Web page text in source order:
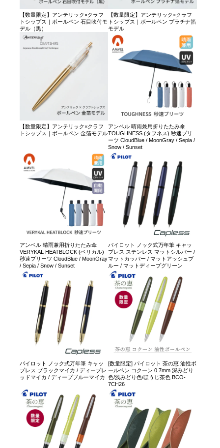
【数量限定】アンテリック×クラフ
トシップス｜ボールペン 石目吹付モ
デル（黒）
【数量限定】アンテリック×クラフ
トシップス｜ボールペン プラチナ箔
モデル
【数量限定】アンテリック×クラフ
トシップス｜ボールペン 金箔モデル
アンベル 晴雨兼用折りたたみ傘
TOUGHNESS (タフネス) 秒速プリ
ーツ CloudBlue / MoonGray / Sepia /
Snow / Sunset
アンベル 晴雨兼用折りたたみ傘
VERYKAL HEATBLOCK (ベリカル)
秒速プリーツ CloudBlue / MoonGray
/ Sepia / Snow / Sunset
パイロット ノック式万年筆 キャッ
プレス ステンレス マットシルバー /
マットカッパー / マットアッシュブ
ルー / マットディープグリーン
パイロット ノック式万年筆 キャッ
プレス ブラックマイカ / ディープレ
ッドマイカ / ディープブルーマイカ
[数量限定] パイロット 茶の恵 油性ボ
ールペン コクーン 0.7mm 深みどり
色/浅みどり色/ほうじ茶色 BCO-
7CH26